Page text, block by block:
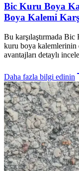
Bic Kuru Boya
Boya Kalemi
Bu karşılaştırmada
kuru boya kalemlerinin
avantajları detaylı
Daha fazla bilgi edinin